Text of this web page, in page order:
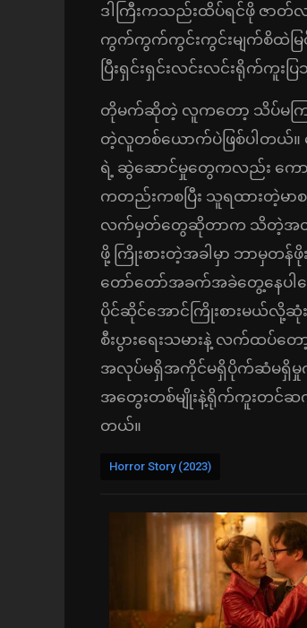
ဒါကြီးကသည်းထိပ်ရင်ဖို ဇာတ်
ကွက်ကွက်ကွင်းကွင်းမျက်စိထဲမ
ပြီးရှင်းရှင်းလင်းလင်းရိုက်ကူးပ
တိုမက်ဆိုတဲ့ လူကတော့ သိပ်မကြာ
တဲ့လူတစ်ယောက်ပဲဖြစ်ပါတယ်။ စ
ရဲ့ ဆွဲဆောင်မှုတွေကလည်း ကော
ကတည်းကစပြီး သူရထားတဲ့မာ
လက်မှတ်တွေဆိုတာက သိတဲ့အတိုင်
ဖို့ ကြိုးစားတဲ့အခါမှာ ဘာမှတ
တော်တော်အခက်အခဲတွေ့နေပါ
ပိုင်ဆိုင်အောင်ကြိုးစားမယ်လို့
စီးပွားရေးသမားနဲ့ လက်ထပ်
အလုပ်မရှိအကိုင်မရှိပိုက်ဆံမရှိမှုက
အတွေးတစ်မျိုးနဲ့ရိုက်ကူးတင်ဆက်
တယ်။
Horror Story (2023)